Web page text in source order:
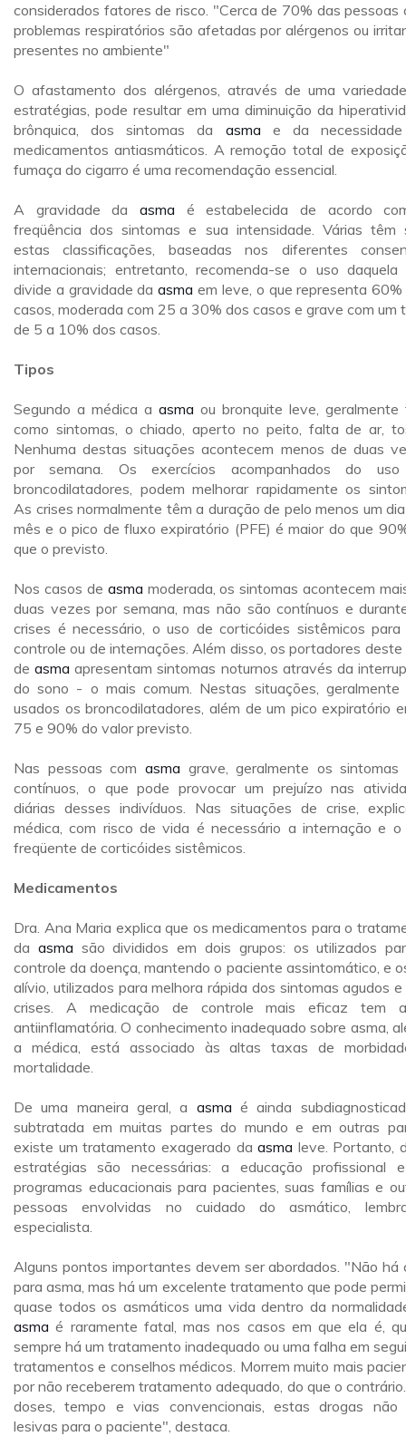
considerados fatores de risco. "Cerca de 70% das pessoas
problemas respiratórios são afetadas por alérgenos ou
presentes no ambiente"
O afastamento dos alérgenos, através de uma
estratégias, pode resultar em uma diminuição da
brônquica, dos sintomas da asma e da
medicamentos antiasmáticos. A remoção total de
fumaça do cigarro é uma recomendação essencial.
A gravidade da asma é estabelecida de acordo
freqüência dos sintomas e sua intensidade. Várias têm
estas classificações, baseadas nos diferentes
internacionais; entretanto, recomenda-se o uso daquela
divide a gravidade daasma em leve, o que representa
casos, moderada com 25 a 30% dos casos e grave com um
de 5 a 10% dos casos.
Tipos
Segundo a médica a asma ou bronquite leve, geralmente
como sintomas, o chiado, aperto no peito, falta de ar,
Nenhuma destas situações acontecem menos de duas
por semana. Os exercícios acompanhados do
broncodilatadores, podem melhorar rapidamente os
As crises normalmente têm a duração de pelo menos um
mês e o pico de fluxo expiratório (PFE) é maior do que
que o previsto.
Nos casos de asma moderada, os sintomas acontecem
duas vezes por semana, mas não são contínuos e
crises é necessário, o uso de corticóides sistêmicos para
controle ou de internações. Além disso, os portadores
deasma apresentam sintomas noturnos através da
do sono - o mais comum. Nestas situações, geralmente
usados os broncodilatadores, além de um pico expiratório
75 e 90% do valor previsto.
Nas pessoas com asma grave, geralmente os sintomas
contínuos, o que pode provocar um prejuízo nas
diárias desses indivíduos. Nas situações de crise,
médica, com risco de vida é necessário a internação e o
freqüente de corticóides sistêmicos.
Medicamentos
Dra. Ana Maria explica que os medicamentos para o
da asma são divididos em dois grupos: os utilizados
controle da doença, mantendo o paciente assintomático, e
alívio, utilizados para melhora rápida dos sintomas agudos
crises. A medicação de controle mais eficaz tem
antiinflamatória. O conhecimento inadequado sobre asma,
a médica, está associado às altas taxas de
mortalidade.
De uma maneira geral, a asma é ainda
subtratada em muitas partes do mundo e em outras
existe um tratamento exagerado daasma leve. Portanto,
estratégias são necessárias: a educação profissional
programas educacionais para pacientes, suas famílias e
pessoas envolvidas no cuidado do asmático,
especialista.
Alguns pontos importantes devem ser abordados. "Não há
para asma, mas há um excelente tratamento que pode
quase todos os asmáticos uma vida dentro da
asma é raramente fatal, mas nos casos em que ela é,
sempre há um tratamento inadequado ou uma falha em
tratamentos e conselhos médicos. Morrem muito mais
por não receberem tratamento adequado, do que o
doses, tempo e vias convencionais, estas drogas não
lesivas para o paciente", destaca.